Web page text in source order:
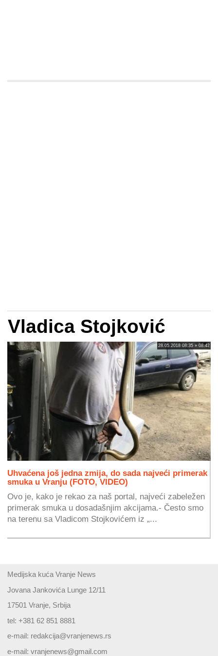
Vladica Stojković
28.05.2018 08:35 » 08:42
Uhvaćena još jedna zmija, do sada najveći primerak
smuka u Vranju (FOTO, VIDEO)
Ovo je, kako je rekao za naš portal, najveći zabeležen
primerak smuka u dosadašnjim akcijama.- Često smo
na terenu sa Vladicom Stojkovićem iz „...
Medijska kuća Vranje News
Jovana Jankovića Lunge 12/11
17501 Vranje, Srbija
tel: +381 62 851 8881
e-mail: redakcija@vranjenews.rs
e-mail: vranjenews@gmail.com